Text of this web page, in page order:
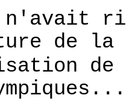
n'avait
de